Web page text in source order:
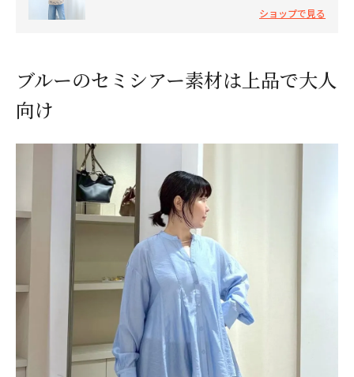
ショップで見る
ブルーのセミシアー素材は上品で大人
向け